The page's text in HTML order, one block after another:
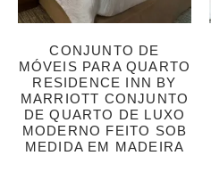
CONJUNTO DE
MÓVEIS PARA QUARTO
RESIDENCE INN BY
MARRIOTT CONJUNTO
DE QUARTO DE LUXO
MODERNO FEITO SOB
MEDIDA EM MADEIRA